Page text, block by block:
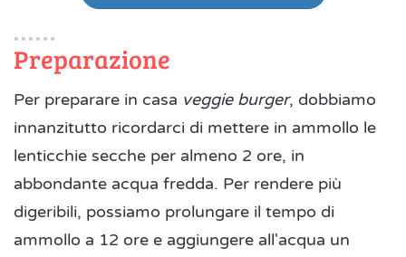
Preparazione
Per preparare in casa veggie burger, dobbiamo
innanzitutto ricordarci di mettere in ammollo le
lenticchie secche per almeno 2 ore, in
abbondante acqua fredda. Per rendere più
digeribili, possiamo prolungare il tempo di
ammollo a 12 ore e aggiungere all'acqua un